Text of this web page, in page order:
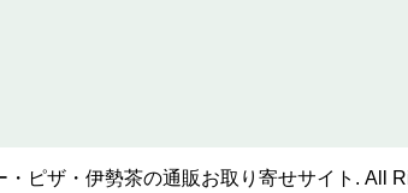
ピザ・伊勢茶の通販お取り寄せサイト. All